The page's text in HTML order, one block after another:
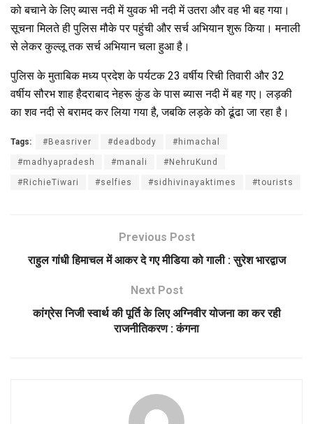
को बचाने के लिए ब्यास नदी में युवक भी नदी में उतरा और वह भी बह गया।
सूचना मिलते ही पुलिस मौके पर पहुंची और सर्च अभियान शुरू किया। मनाली
से लेकर कुल्लू तक सर्च अभियान चला हुआ है।
पुलिस के मुताबिक मध्य प्रदेश के पर्यटक 23 वर्षीय रिची तिवारी और 32
वर्षीय सौरभ शाह हैदराबाद नेहरू कुंड के पास ब्यास नदी में बह गए। लड़की
का शव नदी से बरामद कर लिया गया है, जबकि लड़के को ढूंढा जा रहा है।
Tags: #Beasriver #deadbody #himachal
#madhyapradesh #manali #NehruKund
#RichieTiwari #selfies #sidhivinayaktimes #tourists
Previous Post
राहुल गांधी हिमाचल में आकर दे गए मीडिया को गाली : सुरेश भारद्वाज
Next Post
कांग्रेस निजी स्वार्थ की पूर्ति के लिए अग्निवीर योजना का कर रही
राजनीतिकरण : कंगना